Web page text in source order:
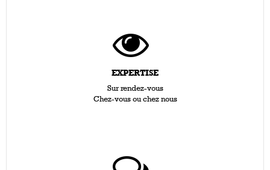
EXPERTISE
Sur rendez-vous
Chez-vous ou chez nous